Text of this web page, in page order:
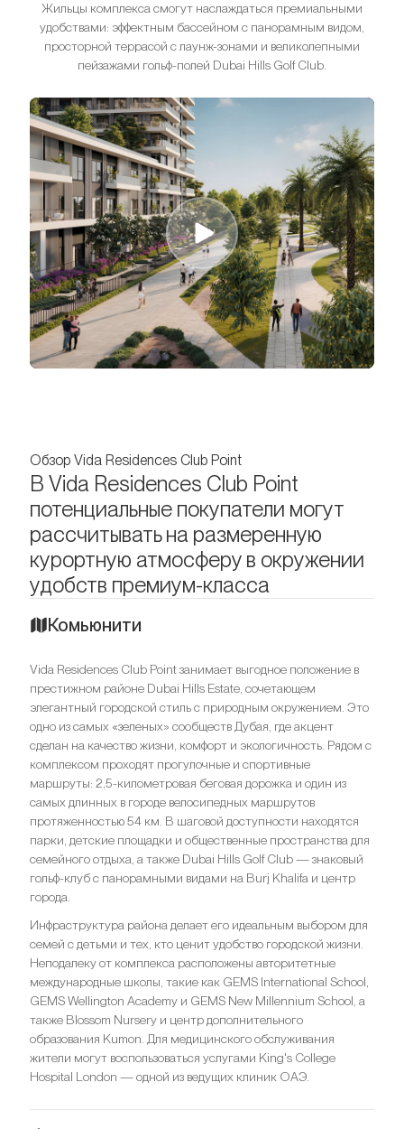
Жильцы комплекса смогут наслаждаться премиальными
удобствами: эффектным бассейном с панорамным видом,
просторной террасой с лаунж-зонами и великолепными
пейзажами гольф-полей Dubai Hills Golf Club.
Обзор Vida Residences Club Point
В Vida Residences Club Point
потенциальные покупатели могут
рассчитывать на размеренную
курортную атмосферу в окружении
удобств премиум-класса
Комьюнити
Vida Residences Club Point занимает выгодное положение в
престижном районе Dubai Hills Estate, сочетающем
элегантный городской стиль с природным окружением. Это
одно из самых «зеленых» сообществ Дубая, где акцент
сделан на качество жизни, комфорт и экологичность. Рядом с
комплексом проходят прогулочные и спортивные
маршруты: 2,5-километровая беговая дорожка и один из
самых длинных в городе велосипедных маршрутов
протяженностью 54 км. В шаговой доступности находятся
парки, детские площадки и общественные пространства для
семейного отдыха, а также Dubai Hills Golf Club — знаковый
гольф-клуб с панорамными видами на Burj Khalifa и центр
города.
Инфраструктура района делает его идеальным выбором для
семей с детьми и тех, кто ценит удобство городской жизни.
Неподалеку от комплекса расположены авторитетные
международные школы, такие как GEMS International School,
GEMS Wellington Academy и GEMS New Millennium School, а
также Blossom Nursery и центр дополнительного
образования Kumon. Для медицинского обслуживания
жители могут воспользоваться услугами King's College
Hospital London — одной из ведущих клиник ОАЭ.